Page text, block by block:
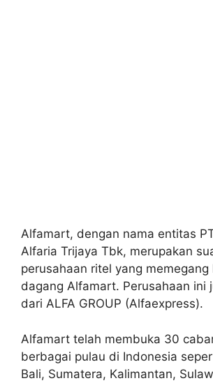
Alfamart, dengan nama entitas
Alfaria Trijaya Tbk, merupakan
perusahaan ritel yang memegang
dagang Alfamart. Perusahaan ini
dari ALFA GROUP (Alfaexpress).
Alfamart telah membuka 30
berbagai pulau di Indonesia
Bali, Sumatera, Kalimantan,